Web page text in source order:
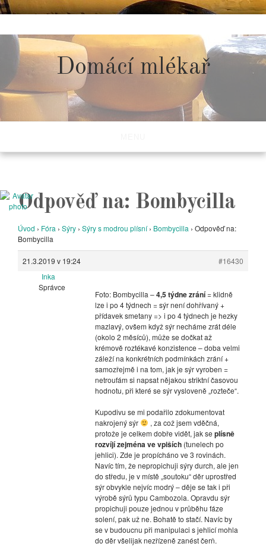
to
content
Domácí mlékař
Odpověď na: Bombycilla
Úvod › Fóra › Sýry › Sýry s modrou plísní › Bombycilla › Odpověď na:
Bombycilla
21.3.2019 v 19:24
#16430
Inka
Správce
Foto: Bombycilla –4,5 týdne zrání= klidně
lze i po 4 týdnech = sýr není dohřívaný +
přídavek smetany => i po 4 týdnech je hezky
mazlavý, ovšem když sýr necháme zrát déle
(okolo 2 měsíců), může se dočkat až
krémově roztékavé konzistence – doba velmi
záleží na konkrétních podmínkách zrání +
samozřejmě i na tom, jak je sýr vyroben =
netroufám si napsat nějakou striktní časovou
hodnotu, při které se sýr vysloveně „rozteče“.
Kupodivu se mi podařilo zdokumentovat
nakrojený sýr
, za což jsem vděčná,
protože je celkem dobře vidět, jak se plísně
rozvíjí zejména ve vpiších (tunelech po
jehlici). Zde je propícháno ve 3 rovinách.
Navíc tím, že nepropichuji sýry durch, ale jen
do středu, je v místě „soutoku“ děr uprostřed
sýr obvykle nejvíc modrý – děje se tak i při
výrobě sýrů typu Cambozola. Opravdu sýr
propichuji pouze jednou v průběhu fáze
solení, pak už ne. Bohatě to stačí. Navíc by
se v budoucnu při manipulaci s jehlicí mohla
do děr všelijak nezřízeně zanést čerň.